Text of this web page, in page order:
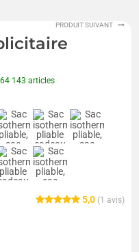
PRODUIT SUIVANT
143 articles
5,0 (1 avis)